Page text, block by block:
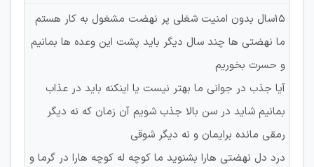
۱۵سال بدون امنیت شغلی پر نهضت مشغول به کار هستم
ما نهضتی ها چند سال دیگر باید پشت این وعده ها بمانیم
و حسرت بخوریم
آیا جذب در جوانی ما بهتر نیست یا اینکنه باید در عذاب
بمانیم شاید در سن بالا جذب شویم آن زمان که نه دیگر
رمقی مانده برایمان و نه دیگر شوقی
درد دل نهضتی هارا بشنوید ما کوچه له کوچه هارا در گرما و